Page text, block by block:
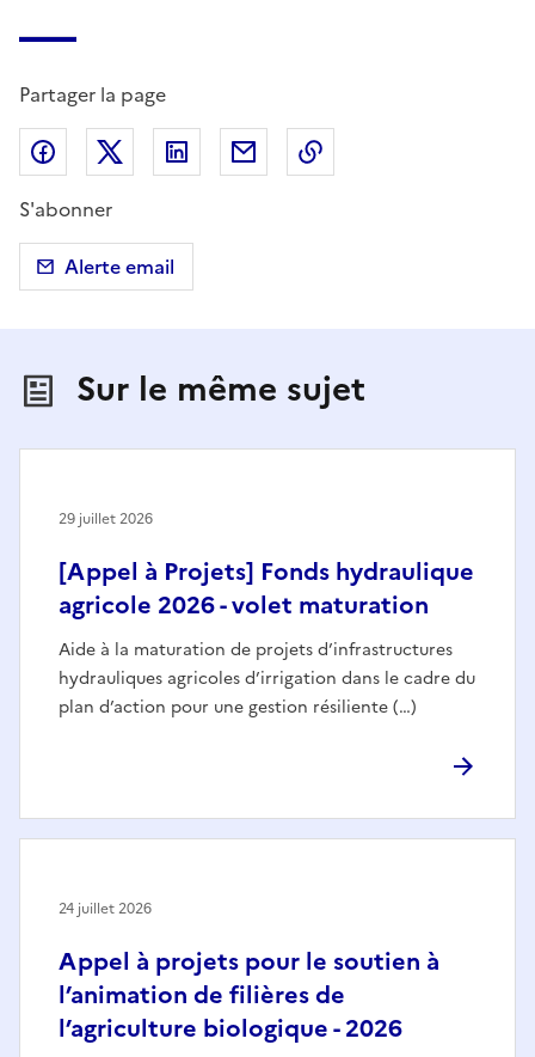
Partager la page
Partager sur Facebook
Partager sur X (anciennement Twitter)
Partager sur LinkedIn
Partager par email
S'abonner
Alerte email
Sur le même sujet
[Appel à Projets] Fonds hydraulique
agricole 2026 - volet maturation
Aide à la maturation de projets d’infrastructures
hydrauliques agricoles d’irrigation dans le cadre du
plan d’action pour une gestion résiliente (…)
29 juillet 2026
Appel à projets pour le soutien à
l’animation de filières de
l’agriculture biologique - 2026
24 juillet 2026